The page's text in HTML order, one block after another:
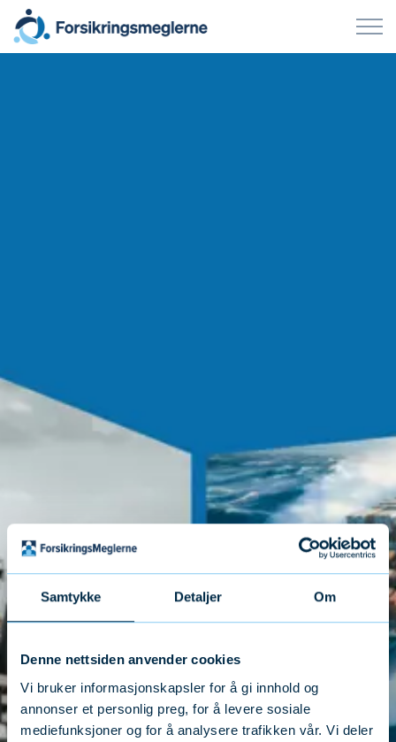
Samtykke Detaljer Om
Denne nettsiden anvender cookies
Vi bruker informasjonskapsler for å gi innhold og
annonser et personlig preg, for å levere sosiale
mediefunksjoner og for å analysere trafikken vår. Vi deler